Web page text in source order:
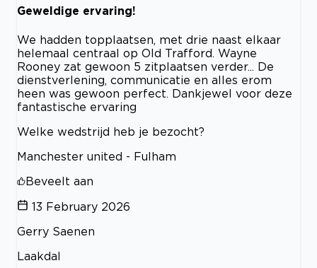
Geweldige ervaring!
We hadden topplaatsen, met drie naast elkaar
helemaal centraal op Old Trafford. Wayne
Rooney zat gewoon 5 zitplaatsen verder... De
dienstverlening, communicatie en alles erom
heen was gewoon perfect. Dankjewel voor deze
fantastische ervaring
Welke wedstrijd heb je bezocht?
Manchester united - Fulham
Beveelt aan
13 February 2026
Gerry Saenen
Laakdal